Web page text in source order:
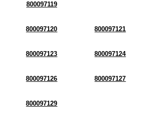
800097119
800097120 800097121
800097123 800097124
800097126 800097127
800097129